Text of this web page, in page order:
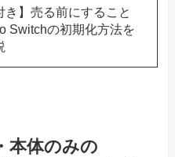
き】売る前にすること
Switchの初期化方法を
本体のみの